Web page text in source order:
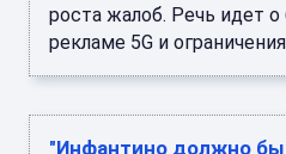
роста жалоб. Речь идет о
рекламе 5G и
"Инфантино должно